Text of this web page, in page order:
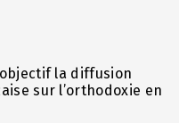
la diffusion
sur l’orthodoxie en